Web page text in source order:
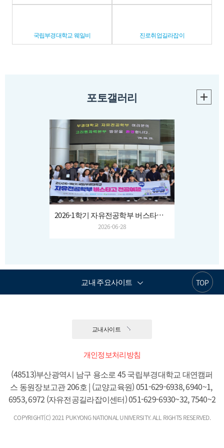
code=2026051915420810967
국립부경대학교 웨일비 진로취업길라잡이
포토갤러리
2026-1학기 자유전공학부 버스타고 전공여행(2차)(2026. 6. 25.)
2026-06-28
TOP
교내 주요사이트
교내사이트
개인정보처리방침
(48513)부산광역시 남구 용소로 45 국립부경대학교 대연캠퍼
스 동원장보고관 206호 | (교양교육원) 051-629-6938, 6940~1,
6953, 6972 (자유전공길라잡이센터) 051-629-6930~32, 7540~2
COPYRIGHT(C) 2021 PUKYONG NATIONAL UNIVERSITY. ALL RIGHTS RESERVED.